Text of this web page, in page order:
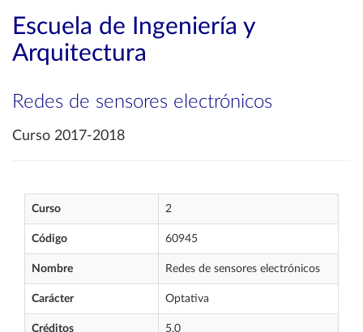
Escuela de Ingeniería y
Arquitectura
Redes de sensores electrónicos
Curso 2017-2018
Curso 2
Código 60945
Nombre Redes de sensores electrónicos
Carácter Optativa
Créditos 5,0